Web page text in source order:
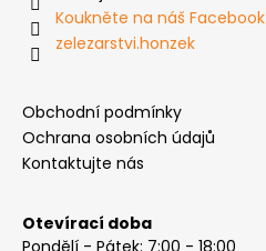
Koukněte na náš Facebook
zelezarstvi.honzek
Obchodní podmínky
Ochrana osobních údajů
Kontaktujte nás
Otevírací doba
Pondělí - Pátek: 7:00 - 18:00